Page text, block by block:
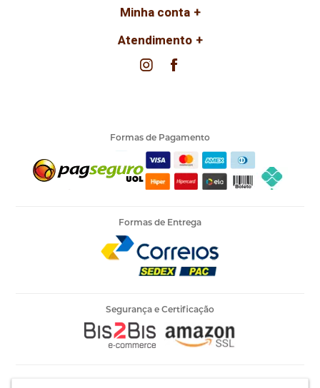
Minha conta
Atendimento
Formas de Pagamento
Formas de Entrega
Segurança e Certificação